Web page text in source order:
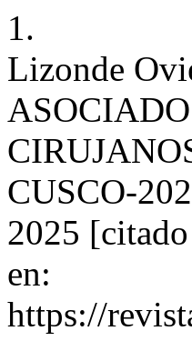
1.
Lizonde
CUSCO-
2025
en:
https://